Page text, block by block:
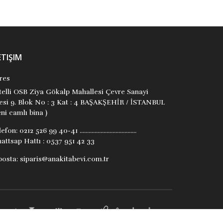
OSB Ziya Gökalp Mahallesi Çevre Sanayi
9. Blok No : 3 Kat : 4 BAŞAKŞEHİR / İSTANBUL
camlı bina )
0212 526 99 40-41 ......................................
Hattı : 0537 951 42 33
siparis@anakitabevi.com.tr